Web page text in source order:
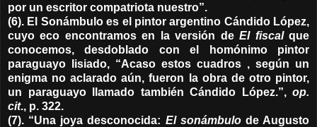
por un escritor compatriota nuestro”.
(6). El Sonámbulo es el pintor argentino Cándido López,
cuyo eco encontramos en la versión deEl fiscalque
conocemos, desdoblado con el homónimo pintor
paraguayo lisiado, “Acaso estos cuadros , según un
enigma no aclarado aún, fueron la obra de otro pintor,
un paraguayo llamado también Cándido López.”, op.
cit., p. 322.
(7). “Una joya desconocida: El sonámbulo de Augusto